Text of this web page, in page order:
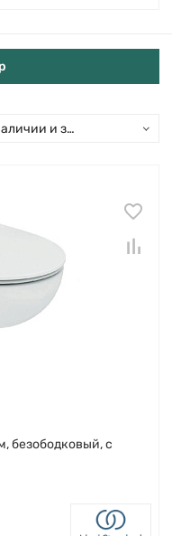
В наличии и заказ свыше 15 дн
безободковый, с